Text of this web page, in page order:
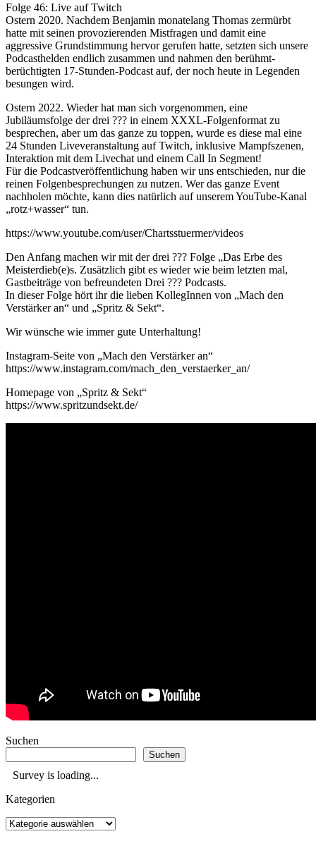
Folge 46: Live auf Twitch
Ostern 2020. Nachdem Benjamin monatelang Thomas zermürbt
hatte mit seinen provozierenden Mistfragen und damit eine
aggressive Grundstimmung hervor gerufen hatte, setzten sich unsere
Podcasthelden endlich zusammen und nahmen den berühmt-
berüchtigten 17-Stunden-Podcast auf, der noch heute in Legenden
besungen wird.
Ostern 2022. Wieder hat man sich vorgenommen, eine
Jubiläumsfolge der drei ??? in einem XXXL-Folgenformat zu
besprechen, aber um das ganze zu toppen, wurde es diese mal eine
24 Stunden Liveveranstaltung auf Twitch, inklusive Mampfszenen,
Interaktion mit dem Livechat und einem Call In Segment!
Für die Podcastveröffentlichung haben wir uns entschieden, nur die
reinen Folgenbesprechungen zu nutzen. Wer das ganze Event
nachholen möchte, kann dies natürlich auf unserem YouTube-Kanal
„rotz+wasser“ tun.
https://www.youtube.com/user/Chartsstuermer/videos
Den Anfang machen wir mit der drei ??? Folge „Das Erbe des
Meisterdieb(e)s. Zusätzlich gibt es wieder wie beim letzten mal,
Gastbeiträge von befreundeten Drei ??? Podcasts.
In dieser Folge hört ihr die lieben KollegInnen von „Mach den
Verstärker an“ und „Spritz & Sekt“.
Wir wünsche wie immer gute Unterhaltung!
Instagram-Seite von „Mach den Verstärker an“
https://www.instagram.com/mach_den_verstaerker_an/
Homepage von „Spritz & Sekt“
https://www.spritzundsekt.de/
Suchen
Suchen
Survey is loading...
Kategorien
Kategorien